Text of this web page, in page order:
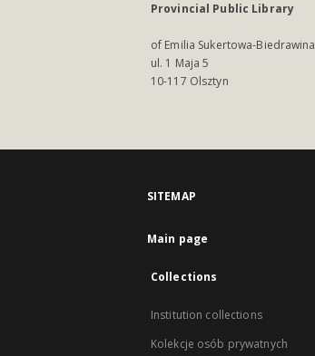
Provincial Public Library
of Emilia Sukertowa-Biedrawina
ul. 1 Maja 5
10-117 Olsztyn
SITEMAP
Main page
Collections
Institution collections
Kolekcje osób prywatnych